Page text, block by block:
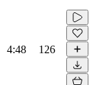
4:48 126